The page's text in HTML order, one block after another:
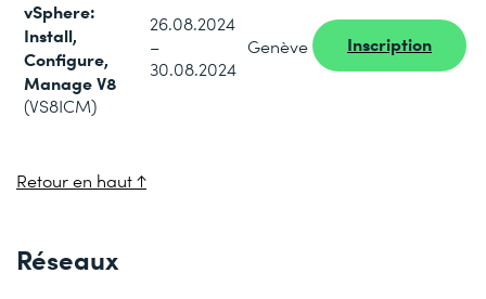
vSphere:
Install,
Configure,
Manage V8
(VS8ICM)
26.08.2024
–
30.08.2024
Genève Inscription
Retour en haut ↑
Réseaux